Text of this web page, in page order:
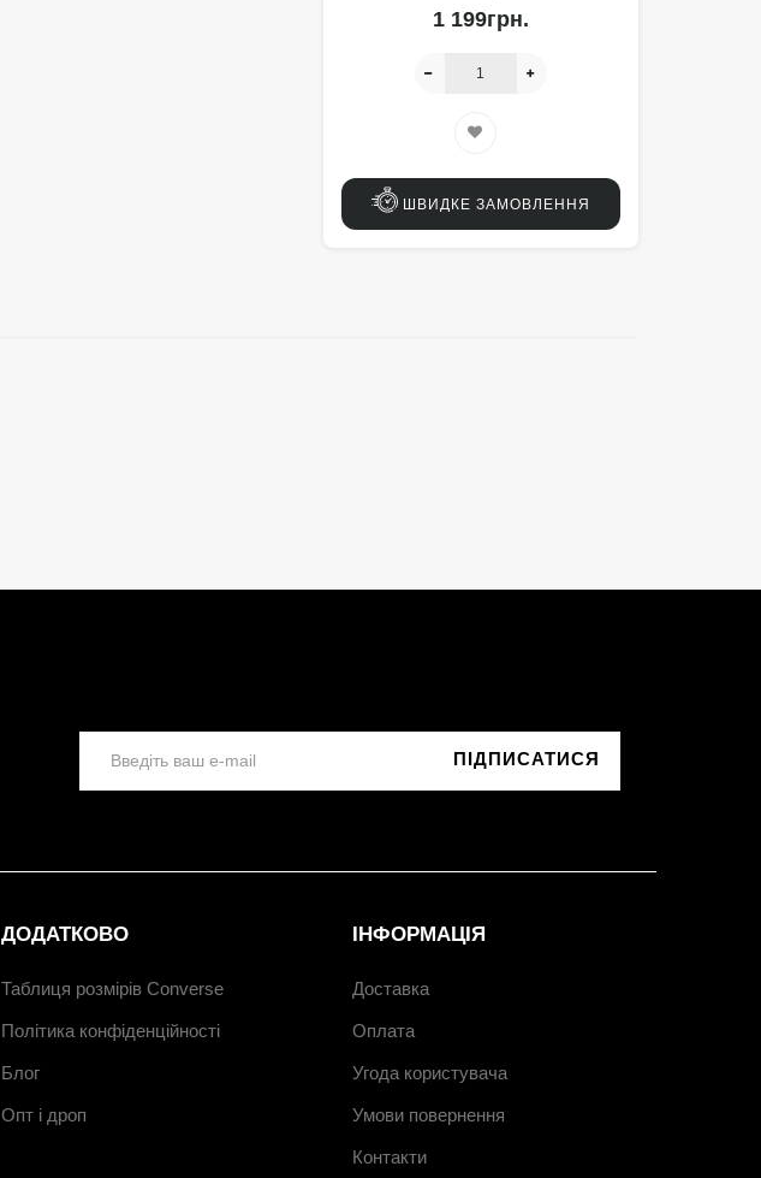
1 199грн.
ШВИДКЕ ЗАМОВЛЕННЯ
ПІДПИСАТИСЯ
ДОДАТКОВО
Таблиця розмірів Converse
Політика конфіденційності
Блог
Опт і дроп
ІНФОРМАЦІЯ
Доставка
Оплата
Угода користувача
Умови повернення
Контакти